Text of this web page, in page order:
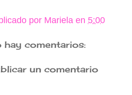
por Mariela en 5:00
hay comentarios:
un comentario